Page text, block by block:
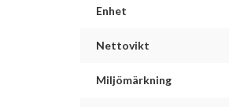
Enhet
Nettovikt
Miljömärkning